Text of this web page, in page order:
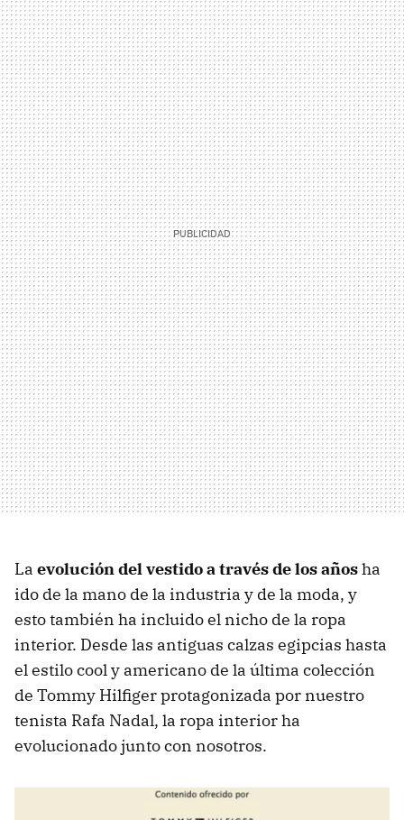
La evolución del vestido a través de los añosha
ido de la mano de la industria y de la moda, y
esto también ha incluido el nicho de la ropa
interior. Desde las antiguas calzas egipcias hasta
el estilo cool y americano de la última colección
de Tommy Hilfiger protagonizada por nuestro
tenista Rafa Nadal, la ropa interior ha
evolucionado junto con nosotros.